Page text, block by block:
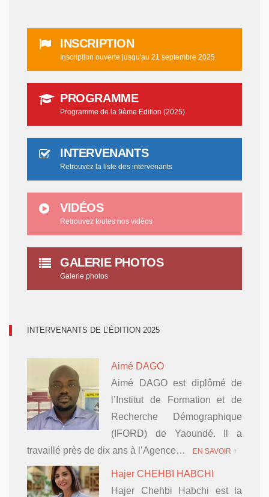
INSCRIPTION
Inscription ouverte jusqu'au 21 septembre 2025
PROGRAMME
Programme de la 9ème Edition (2025)
INTERVENANTS
Retrouvez la liste des intervenants
VIDÉOS
Retrouvez toutes nos vidéos
GALERIE PHOTOS
Galerie photos
INTERVENANTS DE L’ÉDITION 2025
Aimé DAGO
Aimé DAGO est diplômé de
l’Institut de Formation et de
Recherche Démographique
(IFORD) de Yaoundé. Il a
travaillé près de dix ans à l’Agence…
EN SAVOIR +
Hajer CHEHBI HABCHI
Hajer Chehbi Habchi est la